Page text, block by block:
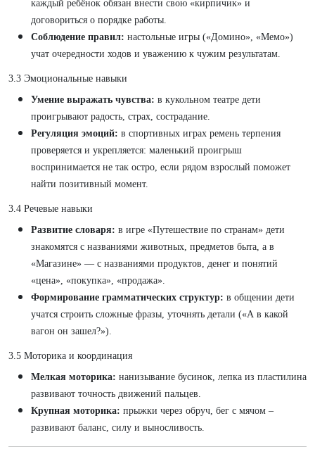
каждый ребёнок обязан внести свою «кирпичик» и
договориться о порядке работы.
Соблюдение правил: настольные игры («Домино», «Мемо»)
учат очередности ходов и уважению к чужим результатам.
3.3 Эмоциональные навыки
Умение выражать чувства: в кукольном театре дети
проигрывают радость, страх, сострадание.
Регуляция эмоций: в спортивных играх ремень терпения
проверяется и укрепляется: маленький проигрыш
воспринимается не так остро, если рядом взрослый поможет
найти позитивный момент.
3.4 Речевые навыки
Развитие словаря: в игре «Путешествие по странам» дети
знакомятся с названиями животных, предметов быта, а в
«Магазине» — с названиями продуктов, денег и понятий
«цена», «покупка», «продажа».
Формирование грамматических структур: в общении дети
учатся строить сложные фразы, уточнять детали («А в какой
вагон он зашел?»).
3.5 Моторика и координация
Мелкая моторика: нанизывание бусинок, лепка из пластилина
развивают точность движений пальцев.
Крупная моторика: прыжки через обруч, бег с мячом –
развивают баланс, силу и выносливость.